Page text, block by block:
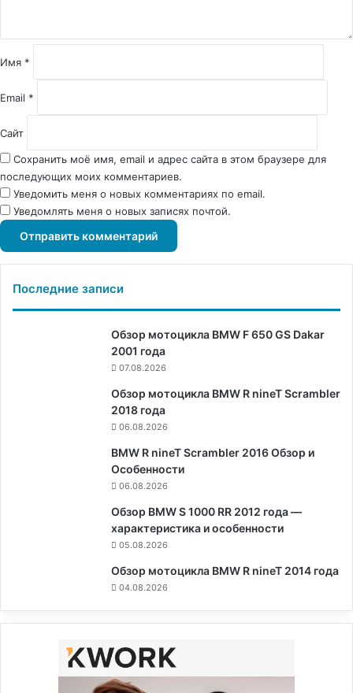
и
й
Имя *
Email *
Сайт
Сохранить моё имя, email и адрес сайта в этом браузере для
последующих моих комментариев.
Уведомить меня о новых комментариях по email.
Уведомлять меня о новых записях почтой.
Последние записи
Обзор мотоцикла BMW F 650 GS Dakar
2001 года
07.08.2026
Обзор мотоцикла BMW R nineT Scrambler
2018 года
06.08.2026
BMW R nineT Scrambler 2016 Обзор и
Особенности
06.08.2026
Обзор BMW S 1000 RR 2012 года —
характеристика и особенности
05.08.2026
Обзор мотоцикла BMW R nineT 2014 года
04.08.2026